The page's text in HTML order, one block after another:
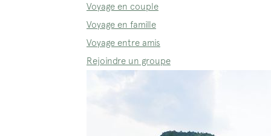
Voyage en couple
Voyage en famille
Voyage entre amis
Rejoindre un groupe